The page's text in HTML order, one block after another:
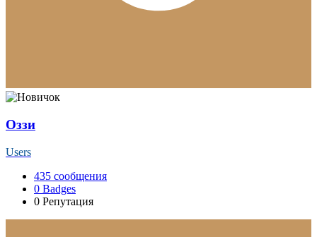
Оззи
Users
435 сообщения
0 Badges
0 Репутация